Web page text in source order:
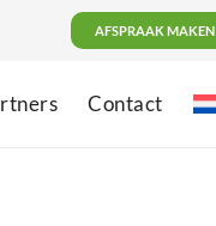
AFSPRAAK MAKEN
Contact